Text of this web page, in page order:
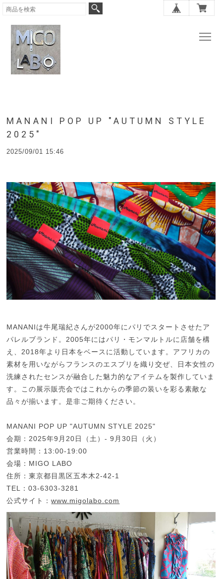
MANANI POP UP "AUTUMN STYLE
2025"
2025/09/01 15:46
MANANIは牛尾瑞紀さんが2000年にパリでスタートさせたア
パレルブランド。2005年にはパリ・モンマルトルに店舗を構
え、2018年より日本をベースに活動しています。アフリカの
素材を用いながらフランスのエスプリを織り交ぜ、日本女性の
洗練されたセンスが融合した魅力的なアイテムを製作していま
す。この展示販売会ではこれからの季節の装いを彩る素敵な
品々が揃います。是非ご期待ください。
MANANI POP UP "AUTUMN STYLE 2025"
会期：2025年9月20日（土）- 9月30日（火）
営業時間：13:00-19:00
会場：MIGO LABO
住所：東京都目黒区五本木2-42-1
TEL：03-6303-3281
公式サイト：www.migolabo.com